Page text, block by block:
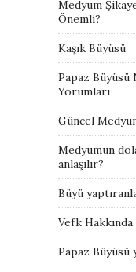
Medyum
Önemli?
Kaşık Büyüsü
Papaz Büyüsü
Yorumları
Güncel
Medyumun
anlaşılır?
Büyü
Vefk
Papaz Büyüsü